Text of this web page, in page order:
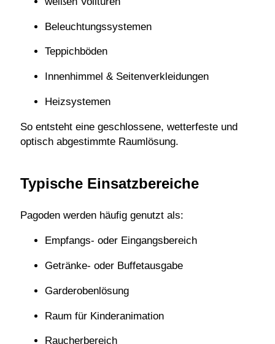
Beleuchtungssystemen
Teppichböden
Innenhimmel & Seitenverkleidungen
Heizsystemen
So entsteht eine geschlossene, wetterfeste und
optisch abgestimmte Raumlösung.
Typische Einsatzbereiche
Pagoden werden häufig genutzt als:
Empfangs- oder Eingangsbereich
Getränke- oder Buffetausgabe
Garderobenlösung
Raum für Kinderanimation
Raucherbereich